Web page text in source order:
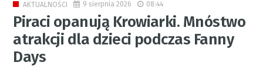
AKTUALNOŚCI 9 sierpnia 2026 08:44
Piraci opanują Krowiarki. Mnóstwo
atrakcji dla dzieci podczas Fanny
Days